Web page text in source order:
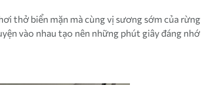
thở biển mặn mà cùng vị sương sớm của rừng
vào nhau tạo nên những phút giây đáng nhớ